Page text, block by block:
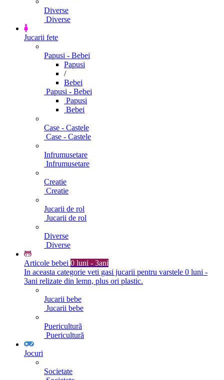
Diverse
Diverse
Jucarii fete
Papusi - Bebei
Papusi
/
Bebei
Papusi - Bebei
Papusi
Bebei
Case - Castele
Case - Castele
Infrumusetare
Infrumusetare
Creatie
Creatie
Jucarii de rol
Jucarii de rol
Diverse
Diverse
Articole bebei 0 luni - 3ani
In aceasta categorie veti gasi jucarii pentru varstele 0 luni -
3ani relizate din lemn, plus ori plastic.
Jucarii bebe
Jucarii bebe
Puericultură
Puericultură
Jocuri
Societate